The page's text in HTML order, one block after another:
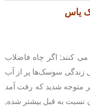
یاس
کنند; اگر چاه فاضلاب
زندگی سوسک‌ها پر از آب
متوجه شدید که رفت آمد
به قبل بیشتر شده,